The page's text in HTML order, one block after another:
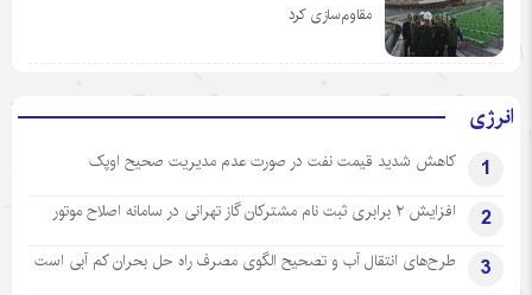
مقاوم‌سازی کرد
انرژی
1 کاهش شدید قیمت نفت در صورت عدم مدیریت صحیح اوپک
2 افزایش ۲ برابری ثبت نام مشترکان گاز تهرانی‌ در سامانه اصلاح موتور
3 طرح‌های انتقال آب و تصحیح الگوی مصرف راه حل بحران کم آبی است